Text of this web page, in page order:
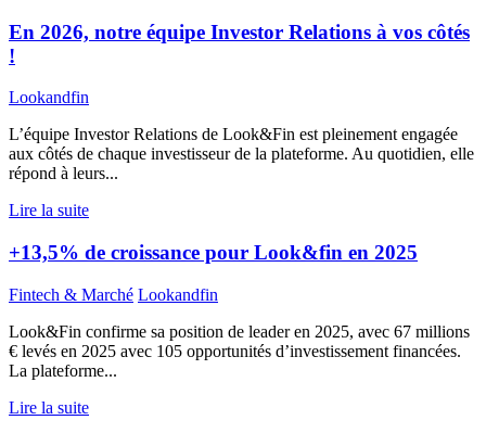
En 2026, notre équipe Investor Relations à vos côtés
!
Lookandfin
L’équipe Investor Relations de Look&Fin est pleinement engagée
aux côtés de chaque investisseur de la plateforme. Au quotidien, elle
répond à leurs...
Lire la suite
+13,5% de croissance pour Look&fin en 2025
Fintech & Marché Lookandfin
Look&Fin confirme sa position de leader en 2025, avec 67 millions
€ levés en 2025 avec 105 opportunités d’investissement financées.
La plateforme...
Lire la suite